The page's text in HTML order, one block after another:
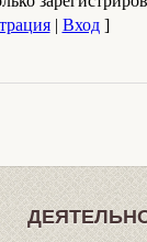
| Вход]